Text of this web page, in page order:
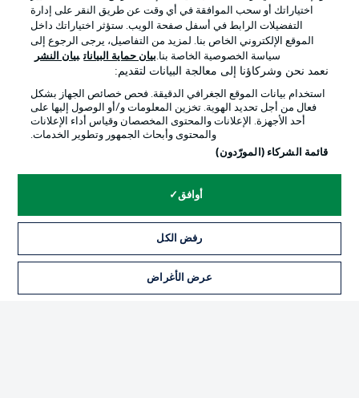
Official Partners
إدارة التفضيلات بيان الخصوصية
القنوات الناقلة
اختياراتك أو سحب الموافقة في أي وقت عن طريق النقر على إدارة
التفضيلات الرابط في أسفل صفحة الويب. ستؤثر اختياراتك داخل
الموقع الإلكتروني الخاص بنا. لمزيد من التفاصيل، يرجى الرجوع إلى
سياسة الخصوصية الخاصة بنا.بيان حماية البيانات بيان النشر
نعمد نحن وشركاؤنا إلى معالجة البيانات لتقديم:
استخدام بيانات الموقع الجغرافي الدقيقة. فحص خصائص الجهاز بشكل
فعال من أجل تحديد الهوية. تخزين المعلومات و/أو الوصول إليها على
أحد الأجهزة. الإعلانات والمحتوى المخصصان وقياس أداء الإعلانات
والمحتوى وأبحاث الجمهور وتطوير الخدمات.
قائمة الشركاء (المورّدون)
أوافق
رفض الكل
عرض الأغراض